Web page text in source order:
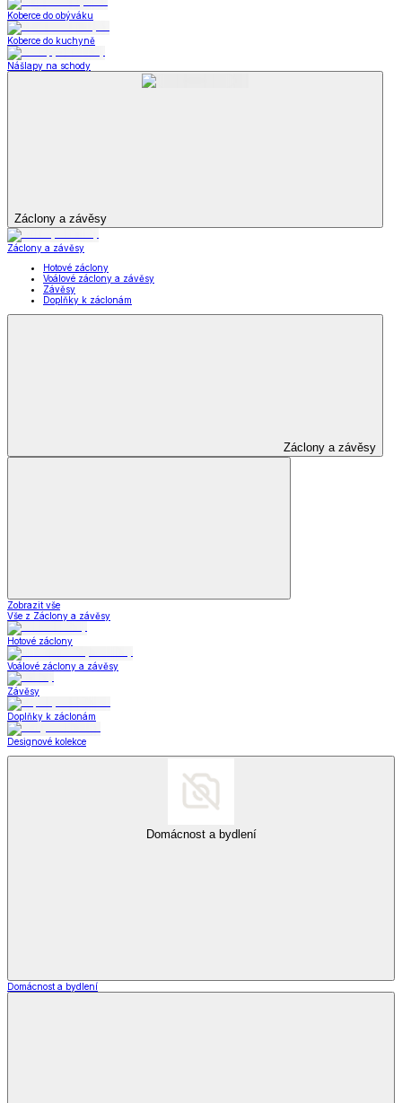
Koberce do obýváku
Koberce do kuchyně
Nášlapy na schody
Záclony a závěsy
Záclony a závěsy
Hotové záclony
Voálové záclony a závěsy
Závěsy
Doplňky k záclonám
Záclony a závěsy
Zobrazit vše
Vše z Záclony a závěsy
Hotové záclony
Voálové záclony a závěsy
Závěsy
Doplňky k záclonám
Designové kolekce
Domácnost a bydlení
Domácnost a bydlení